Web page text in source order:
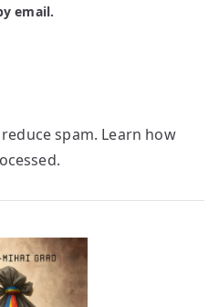
email.
spam. Learn how